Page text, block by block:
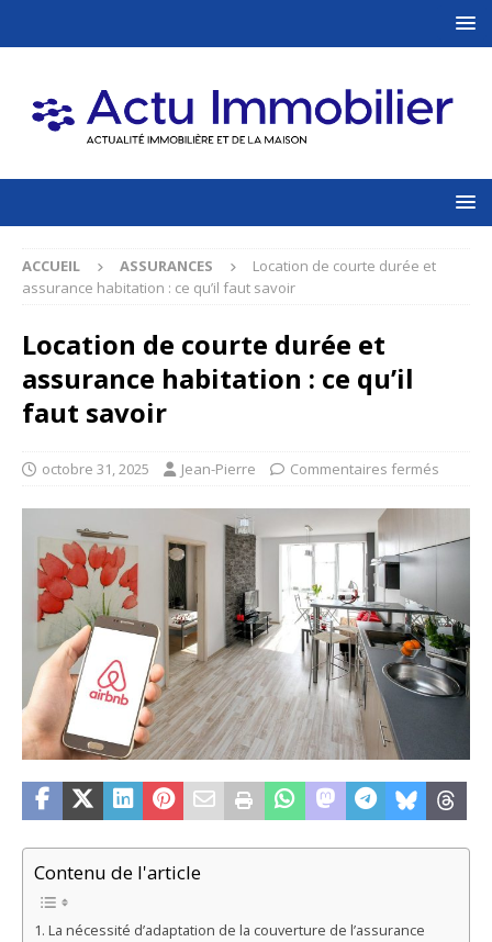
ACCUEIL ASSURANCES
Location de courte durée et
assurance habitation : ce qu’il faut savoir
Location de courte durée et
assurance habitation : ce qu’il
faut savoir
octobre 31, 2025 Jean-Pierre Commentaires fermés
Contenu de l'article
La nécessité d’adaptation de la couverture de l’assurance